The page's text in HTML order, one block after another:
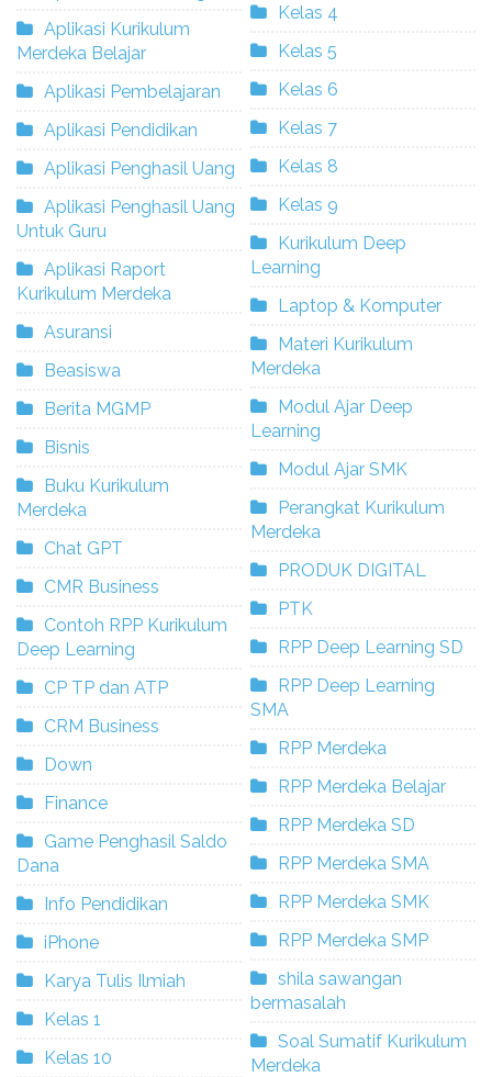
Aplikasi Kurikulum
Merdeka Belajar
Aplikasi Pembelajaran
Aplikasi Pendidikan
Aplikasi Penghasil Uang
Aplikasi Penghasil Uang
Untuk Guru
Aplikasi Raport
Kurikulum Merdeka
Asuransi
Beasiswa
Berita MGMP
Bisnis
Buku Kurikulum
Merdeka
Chat GPT
CMR Business
Contoh RPP Kurikulum
Deep Learning
CP TP dan ATP
CRM Business
Down
Finance
Game Penghasil Saldo
Dana
Info Pendidikan
iPhone
Karya Tulis Ilmiah
Kelas 1
Kelas 10
Kelas 4
Kelas 5
Kelas 6
Kelas 7
Kelas 8
Kelas 9
Kurikulum Deep
Learning
Laptop & Komputer
Materi Kurikulum
Merdeka
Modul Ajar Deep
Learning
Modul Ajar SMK
Perangkat Kurikulum
Merdeka
PRODUK DIGITAL
PTK
RPP Deep Learning SD
RPP Deep Learning
SMA
RPP Merdeka
RPP Merdeka Belajar
RPP Merdeka SD
RPP Merdeka SMA
RPP Merdeka SMK
RPP Merdeka SMP
shila sawangan
bermasalah
Soal Sumatif Kurikulum
Merdeka